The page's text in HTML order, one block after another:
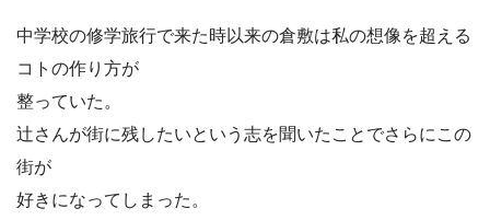
中学校の修学旅行で来た時以来の倉敷は私の想像を超える
コトの作り方が
整っていた。
辻さんが街に残したいという志を聞いたことでさらにこの
街が
好きになってしまった。